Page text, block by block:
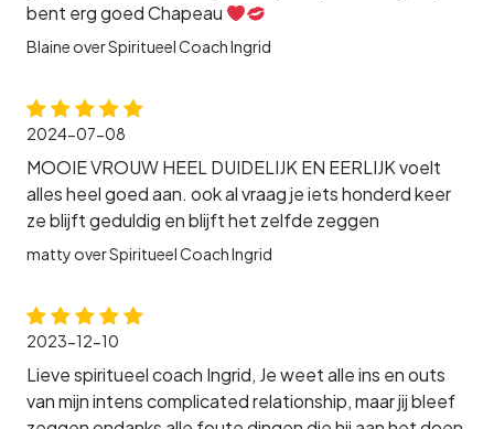
bent erg goed Chapeau
Blaine over Spiritueel Coach Ingrid
2024-07-08
MOOIE VROUW HEEL DUIDELIJK EN EERLIJK voelt
alles heel goed aan. ook al vraag je iets honderd keer
ze blijft geduldig en blijft het zelfde zeggen
matty over Spiritueel Coach Ingrid
2023-12-10
Lieve spiritueel coach Ingrid, Je weet alle ins en outs
van mijn intens complicated relationship, maar jij bleef